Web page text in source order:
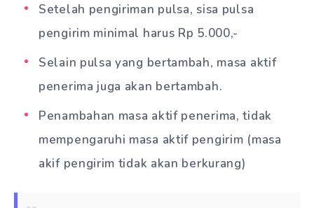
Setelah pengiriman pulsa, sisa pulsa
pengirim minimal harus Rp 5.000,-
Selain pulsa yang bertambah, masa aktif
penerima juga akan bertambah.
Penambahan masa aktif penerima, tidak
mempengaruhi masa aktif pengirim (masa
akif pengirim tidak akan berkurang)